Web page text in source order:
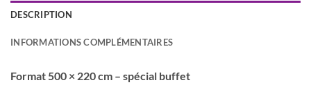
DESCRIPTION
INFORMATIONS COMPLÉMENTAIRES
Format 500 × 220 cm – spécial buffet